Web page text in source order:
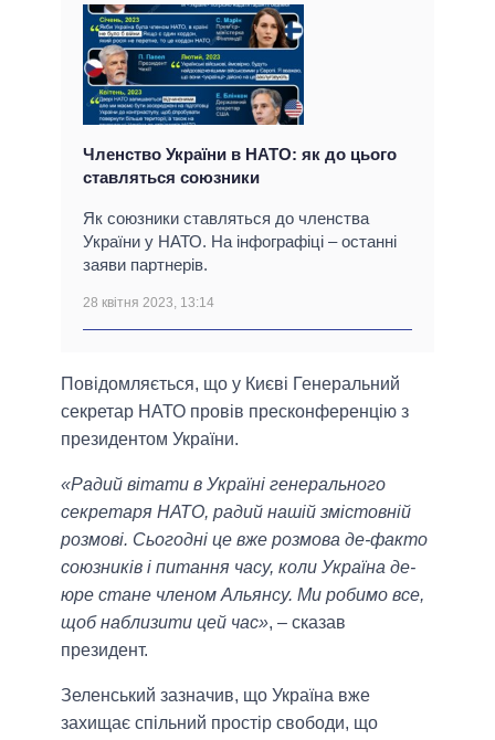
Членство України в НАТО: як до цього
ставляться союзники
Як союзники ставляться до членства
України у НАТО. На інфографіці – останні
заяви партнерів.
28 квітня 2023, 13:14
Повідомляється, що у Києві Генеральний
секретар НАТО провів пресконференцію з
президентом України.
«Радий вітати в Україні генерального
секретаря НАТО, радий нашій змістовній
розмові. Сьогодні це вже розмова де-факто
союзників і питання часу, коли Україна де-
юре стане членом Альянсу. Ми робимо все,
щоб наблизити цей час», – сказав
президент.
Зеленський зазначив, що Україна вже
захищає спільний простір свободи, що